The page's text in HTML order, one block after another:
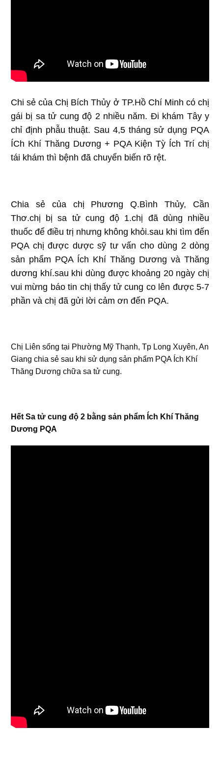
Chi sẻ của Chị Bích Thủy ở TP.Hồ Chí Minh có chị
gái bị sa tử cung độ 2 nhiều năm. Đi khám Tây y
chỉ định phẫu thuật. Sau 4,5 tháng sử dụng PQA
ÍCh Khí Thăng Dương + PQA Kiện Tỳ Ích Trí chị
tái khám thì bệnh đã chuyển biến rõ rệt.
Chia sẻ của chị Phương Q.Bình Thủy, Cần
Thơ.chị bị sa tử cung độ 1.chị đã dùng nhiều
thuốc để điều trị nhưng không khỏi.sau khi tìm đến
PQA chị được dược sỹ tư vấn cho dùng 2 dòng
sản phẩm PQA Ích Khí Thăng Dương và Thăng
dương khí.sau khi dùng được khoảng 20 ngày chị
vui mừng báo tin chị thấy tử cung co lên được 5-7
phần và chị đã gửi lời cảm ơn đến PQA.
Chị Liên sống tại Phường Mỹ Thạnh, Tp Long Xuyên, An
Giang chia sẻ sau khi sử dụng sản phẩm PQA Ích Khí
Thăng Dương chữa sa tử cung.
Hết Sa tử cung độ 2 bằng sản phẩm Ích Khí Thăng
Dương PQA